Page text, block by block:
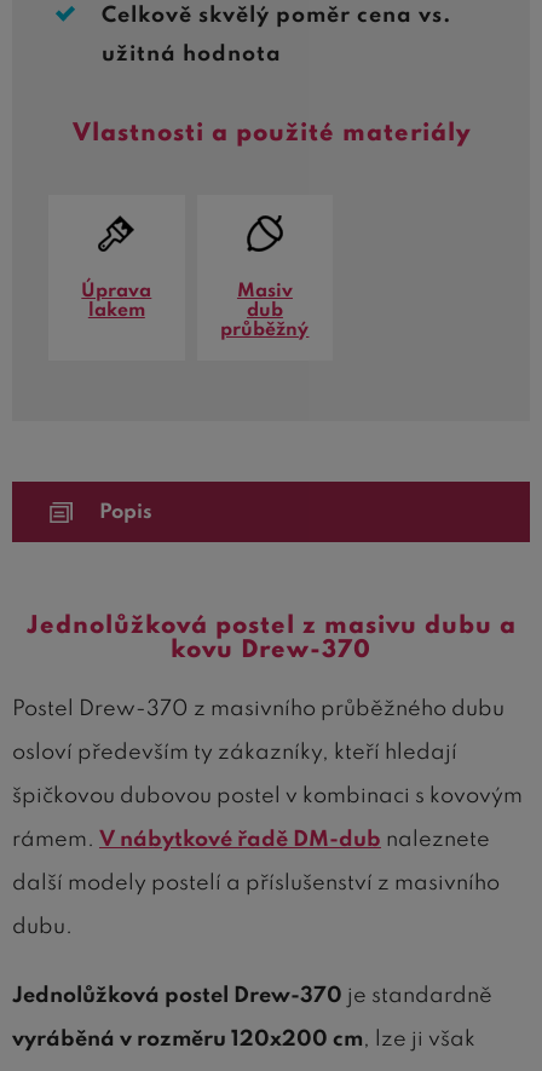
Celkově skvělý poměr cena vs.
užitná hodnota
Vlastnosti a použité materiály
Úprava
lakem
Masiv
dub
průběžný
Popis
Jednolůžková postel z masivu dubu a
kovu Drew-370
Postel Drew-370 z masivního průběžného dubu
osloví především ty zákazníky, kteří hledají
špičkovou dubovou postel v kombinaci s kovovým
rámem. V nábytkové řadě DM-dub naleznete
další modely postelí a příslušenství z masivního
dubu.
Jednolůžková postel Drew-370 je standardně
vyráběná v rozměru 120x200 cm, lze ji však